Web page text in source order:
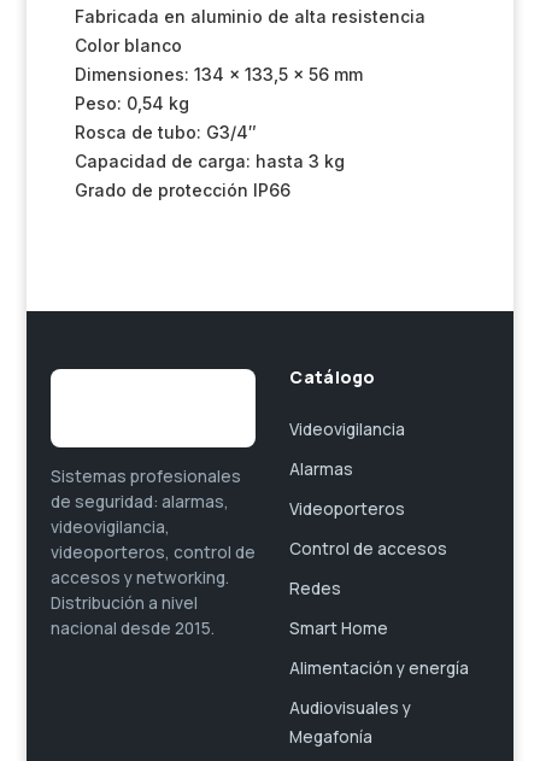
Fabricada en aluminio de alta resistencia
Color blanco
Dimensiones: 134 × 133,5 × 56 mm
Peso: 0,54 kg
Rosca de tubo: G3/4″
Capacidad de carga: hasta 3 kg
Grado de protección IP66
Sistemas profesionales
de seguridad: alarmas,
videovigilancia,
videoporteros, control de
accesos y networking.
Distribución a nivel
nacional desde 2015.
Catálogo
Videovigilancia
Alarmas
Videoporteros
Control de accesos
Redes
Smart Home
Alimentación y energía
Audiovisuales y
Megafonía